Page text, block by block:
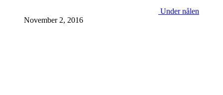
Under nålen
November 2, 2016